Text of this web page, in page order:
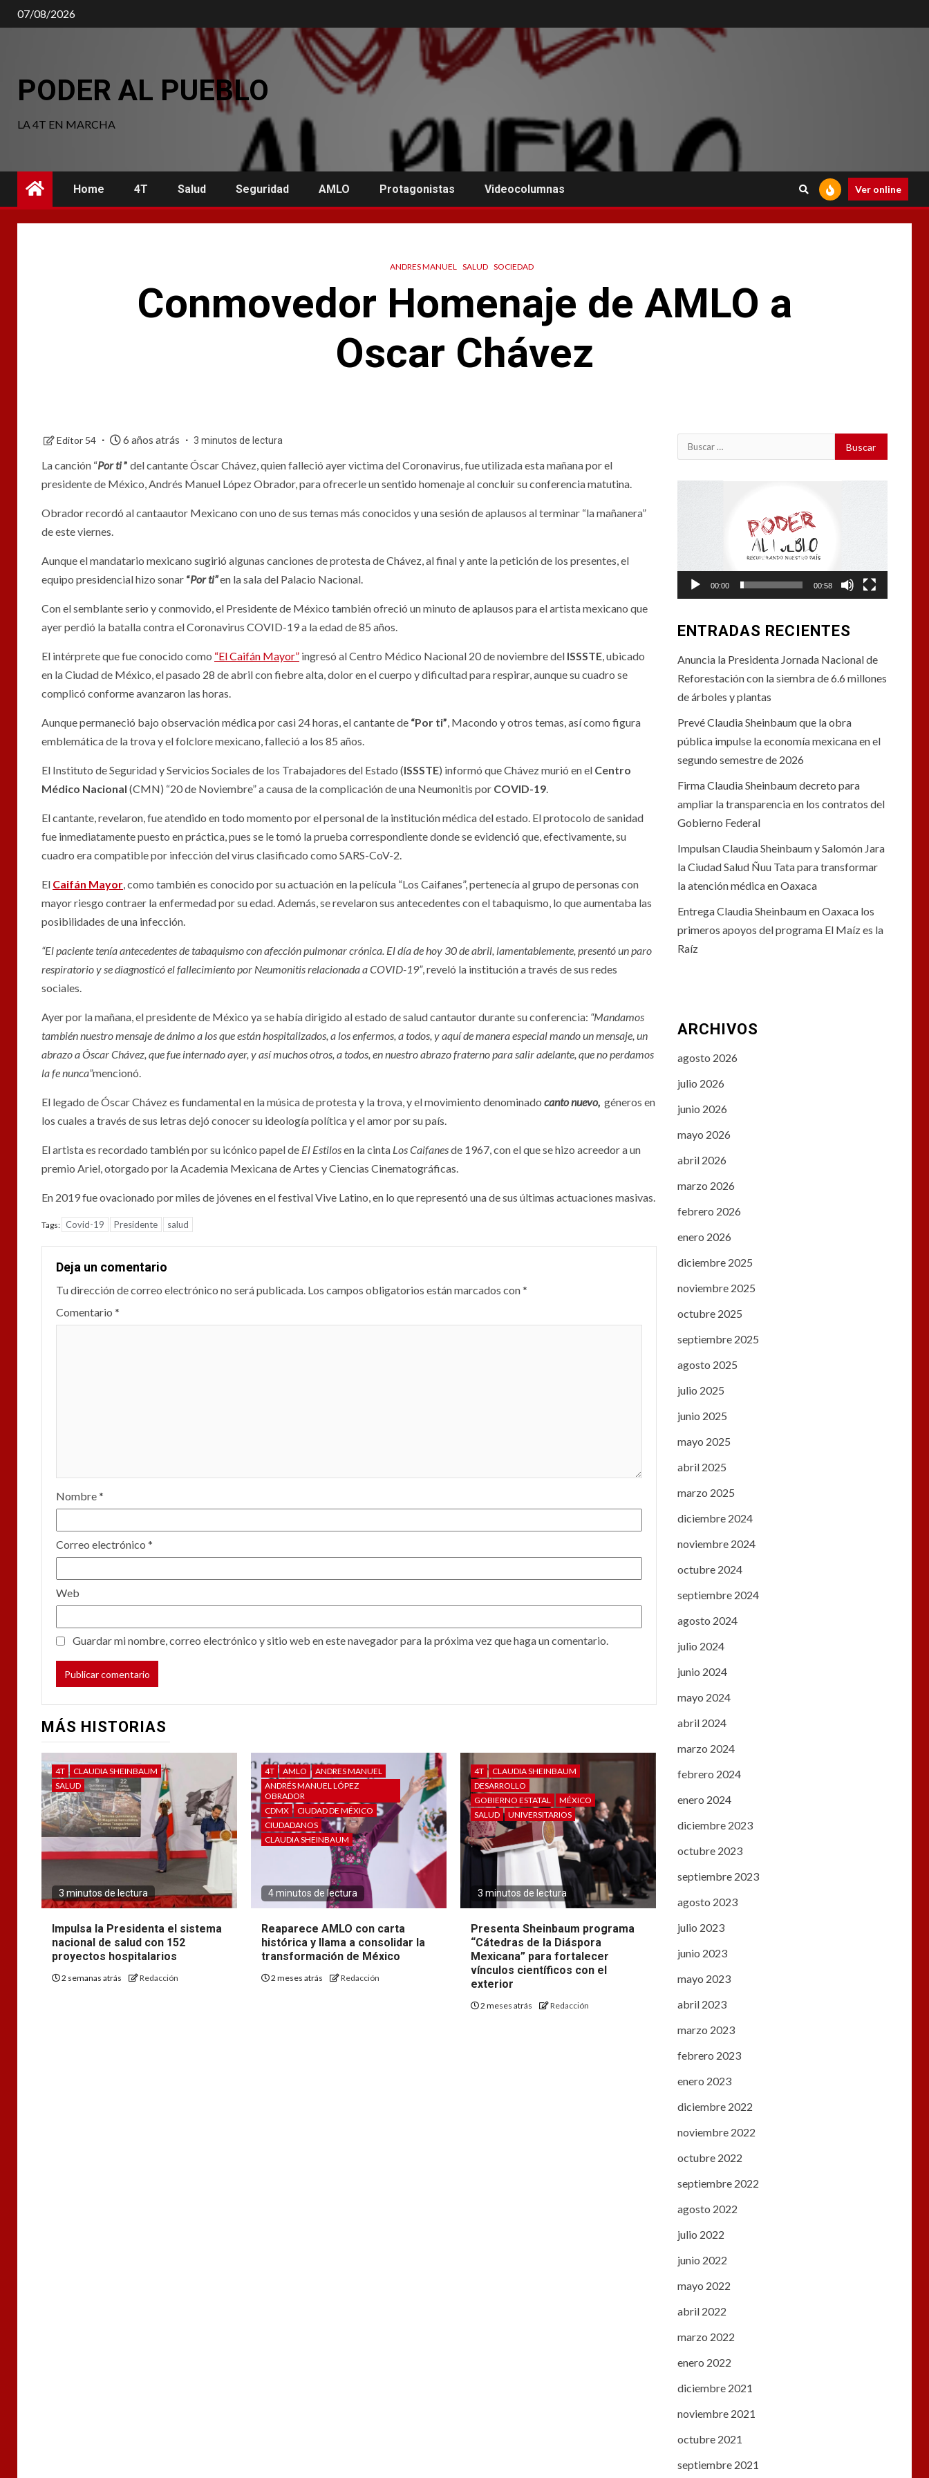
07/08/2026
PODER AL PUEBLO
LA 4T EN MARCHA
Home 4T Salud Seguridad AMLO Protagonistas Videocolumnas Ver online
ANDRES MANUEL SALUD SOCIEDAD
Conmovedor Homenaje de AMLO a
Oscar Chávez
Editor 54 6 años atrás 3 minutos de lectura
La canción “Por ti” del cantante Óscar Chávez, quien falleció ayer victima del Coronavirus, fue utilizada esta mañana por el
presidente de México, Andrés Manuel López Obrador, para ofrecerle un sentido homenaje al concluir su conferencia matutina.
Obrador recordó al cantaautor Mexicano con uno de sus temas más conocidos y una sesión de aplausos al terminar “la mañanera”
de este viernes.
Aunque el mandatario mexicano sugirió algunas canciones de protesta de Chávez, al final y ante la petición de los presentes, el
equipo presidencial hizo sonar “Por ti”en la sala del Palacio Nacional.
Con el semblante serio y conmovido, el Presidente de México también ofreció un minuto de aplausos para el artista mexicano que
ayer perdió la batalla contra el Coronavirus COVID-19 a la edad de 85 años.
El intérprete que fue conocido como “El Caifán Mayor” ingresó al Centro Médico Nacional 20 de noviembre del ISSSTE, ubicado
en la Ciudad de México, el pasado 28 de abril con fiebre alta, dolor en el cuerpo y dificultad para respirar, aunque su cuadro se
complicó conforme avanzaron las horas.
Aunque permaneció bajo observación médica por casi 24 horas, el cantante de “Por ti”, Macondo y otros temas, así como figura
emblemática de la trova y el folclore mexicano, falleció a los 85 años.
El Instituto de Seguridad y Servicios Sociales de los Trabajadores del Estado (ISSSTE) informó que Chávez murió en el Centro
Médico Nacional (CMN) “20 de Noviembre” a causa de la complicación de una Neumonitis por COVID-19.
El cantante, revelaron, fue atendido en todo momento por el personal de la institución médica del estado. El protocolo de sanidad
fue inmediatamente puesto en práctica, pues se le tomó la prueba correspondiente donde se evidenció que, efectivamente, su
cuadro era compatible por infección del virus clasificado como SARS-CoV-2.
El Caifán Mayor, como también es conocido por su actuación en la película “Los Caifanes”, pertenecía al grupo de personas con
mayor riesgo contraer la enfermedad por su edad. Además, se revelaron sus antecedentes con el tabaquismo, lo que aumentaba las
posibilidades de una infección.
“El paciente tenía antecedentes de tabaquismo con afección pulmonar crónica. El día de hoy 30 de abril, lamentablemente, presentó un paro
respiratorio y se diagnosticó el fallecimiento por Neumonitis relacionada a COVID-19”, reveló la institución a través de sus redes
sociales.
Ayer por la mañana, el presidente de México ya se había dirigido al estado de salud cantautor durante su conferencia: “Mandamos
también nuestro mensaje de ánimo a los que están hospitalizados, a los enfermos, a todos, y aquí de manera especial mando un mensaje, un
abrazo a Óscar Chávez, que fue internado ayer, y así muchos otros, a todos, en nuestro abrazo fraterno para salir adelante, que no perdamos
la fe nunca”mencionó.
El legado de Óscar Chávez es fundamental en la música de protesta y la trova, y el movimiento denominado canto nuevo, géneros en
los cuales a través de sus letras dejó conocer su ideología política y el amor por su país.
El artista es recordado también por su icónico papel de El Estilosen la cinta Los Caifanesde 1967, con el que se hizo acreedor a un
premio Ariel, otorgado por la Academia Mexicana de Artes y Ciencias Cinematográficas.
En 2019 fue ovacionado por miles de jóvenes en el festival Vive Latino, en lo que representó una de sus últimas actuaciones masivas.
Tags: Covid-19 Presidente salud
Deja un comentario
Tu dirección de correo electrónico no será publicada. Los campos obligatorios están marcados con*
Comentario *
Nombre*
Correo electrónico *
Web
Guardar mi nombre, correo electrónico y sitio web en este navegador para la próxima vez que haga un comentario.
MÁS HISTORIAS
4T
CLAUDIA SHEINBAUM
SALUD
3 minutos de lectura
Impulsa la Presidenta el sistema
nacional de salud con 152
proyectos hospitalarios
2 semanas atrás Redacción
4T AMLO
ANDRES MANUEL
ANDRÉS MANUEL LÓPEZ
OBRADOR
CDMX
CIUDAD DE MÉXICO
CIUDADANOS
CLAUDIA SHEINBAUM
4 minutos de lectura
Reaparece AMLO con carta
histórica y llama a consolidar la
transformación de México
2 meses atrás Redacción
4T
CLAUDIA SHEINBAUM
DESARROLLO
GOBIERNO ESTATAL
MÉXICO
SALUD
UNIVERSITARIOS
3 minutos de lectura
Presenta Sheinbaum programa
“Cátedras de la Diáspora
Mexicana” para fortalecer
vínculos científicos con el
exterior
2 meses atrás Redacción
00:00 00:58
ENTRADAS RECIENTES
Anuncia la Presidenta Jornada Nacional de
Reforestación con la siembra de 6.6 millones
de árboles y plantas
Prevé Claudia Sheinbaum que la obra
pública impulse la economía mexicana en el
segundo semestre de 2026
Firma Claudia Sheinbaum decreto para
ampliar la transparencia en los contratos del
Gobierno Federal
Impulsan Claudia Sheinbaum y Salomón Jara
la Ciudad Salud Ñuu Tata para transformar
la atención médica en Oaxaca
Entrega Claudia Sheinbaum en Oaxaca los
primeros apoyos del programa El Maíz es la
Raíz
ARCHIVOS
agosto 2026
julio 2026
junio 2026
mayo 2026
abril 2026
marzo 2026
febrero 2026
enero 2026
diciembre 2025
noviembre 2025
octubre 2025
septiembre 2025
agosto 2025
julio 2025
junio 2025
mayo 2025
abril 2025
marzo 2025
diciembre 2024
noviembre 2024
octubre 2024
septiembre 2024
agosto 2024
julio 2024
junio 2024
mayo 2024
abril 2024
marzo 2024
febrero 2024
enero 2024
diciembre 2023
octubre 2023
septiembre 2023
agosto 2023
julio 2023
junio 2023
mayo 2023
abril 2023
marzo 2023
febrero 2023
enero 2023
diciembre 2022
noviembre 2022
octubre 2022
septiembre 2022
agosto 2022
julio 2022
junio 2022
mayo 2022
abril 2022
marzo 2022
enero 2022
diciembre 2021
noviembre 2021
octubre 2021
septiembre 2021